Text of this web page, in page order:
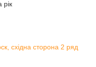
рік
східна сторона 2 ряд